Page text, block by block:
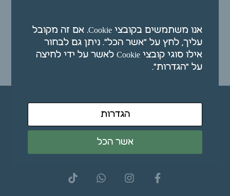
(בכבישה קרה)
₪ 60.00
הוספה לסל
אנו משתמשים בקובצי Cookie. אם זה מקובל
עליך, לחץ על "אשר הכל". ניתן גם לבחור
אילו סוגי קובצי Cookie לאשר על ידי לחיצה
על "הגדרות".
הגדרות
אשר הכל